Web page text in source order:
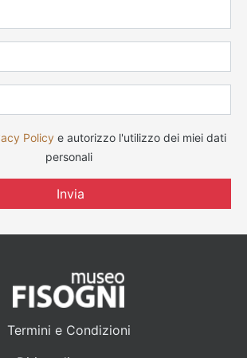
Policy e autorizzo l'utilizzo dei miei dati
personali
Invia
Termini e Condizioni